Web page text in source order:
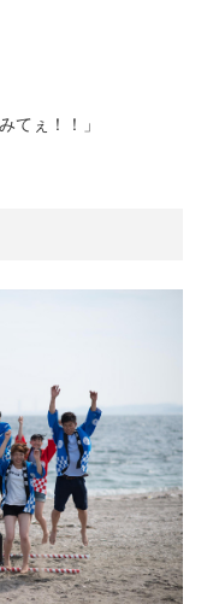
てぇ！！」